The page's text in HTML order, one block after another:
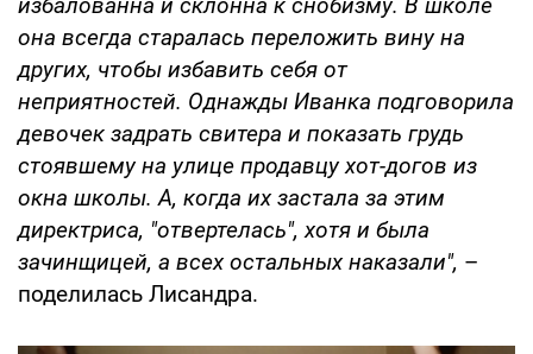
она всегда старалась переложить вину на
других, чтобы избавить себя от
неприятностей. Однажды Иванка подговорила
девочек задрать свитера и показать грудь
стоявшему на улице продавцу хот-догов из
окна школы. А, когда их застала за этим
директриса, "отвертелась", хотя и была
зачинщицей, а всех остальных наказали", –
поделилась Лисандра.